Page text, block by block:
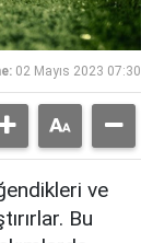
02 Mayıs 2023 07:30
ve
Bu